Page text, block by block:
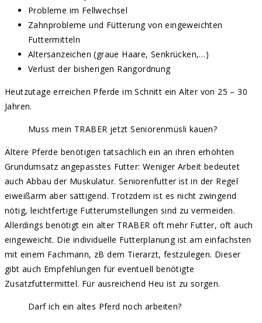
Probleme im Fellwechsel
Zahnprobleme und Fütterung von eingeweichten
Futtermitteln
Altersanzeichen (graue Haare, Senkrücken,…)
Verlust der bisherigen Rangordnung
Heutzutage erreichen Pferde im Schnitt ein Alter von 25 – 30
Jahren.
Muss mein TRABER jetzt Seniorenmüsli kauen?
Ältere Pferde benötigen tatsächlich ein an ihren erhöhten
Grundumsatz angepasstes Futter: Weniger Arbeit bedeutet
auch Abbau der Muskulatur. Seniorenfutter ist in der Regel
eiweißarm aber sättigend. Trotzdem ist es nicht zwingend
nötig, leichtfertige Futterumstellungen sind zu vermeiden.
Allerdings benötigt ein alter TRABER oft mehr Futter, oft auch
eingeweicht. Die individuelle Futterplanung ist am einfachsten
mit einem Fachmann, zB dem Tierarzt, festzulegen. Dieser
gibt auch Empfehlungen für eventuell benötigte
Zusatzfuttermittel. Für ausreichend Heu ist zu sorgen.
Darf ich ein altes Pferd noch arbeiten?